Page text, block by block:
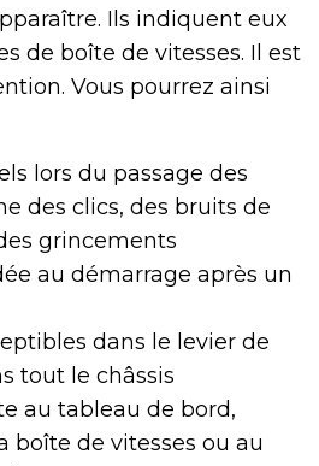
Ils indiquent eux
de boîte de vitesses. Il est
Vous pourrez ainsi
lors du passage des
des clics, des bruits de
grincements
au démarrage après un
dans le levier de
tout le châssis
au tableau de bord,
boîte de vitesses ou au